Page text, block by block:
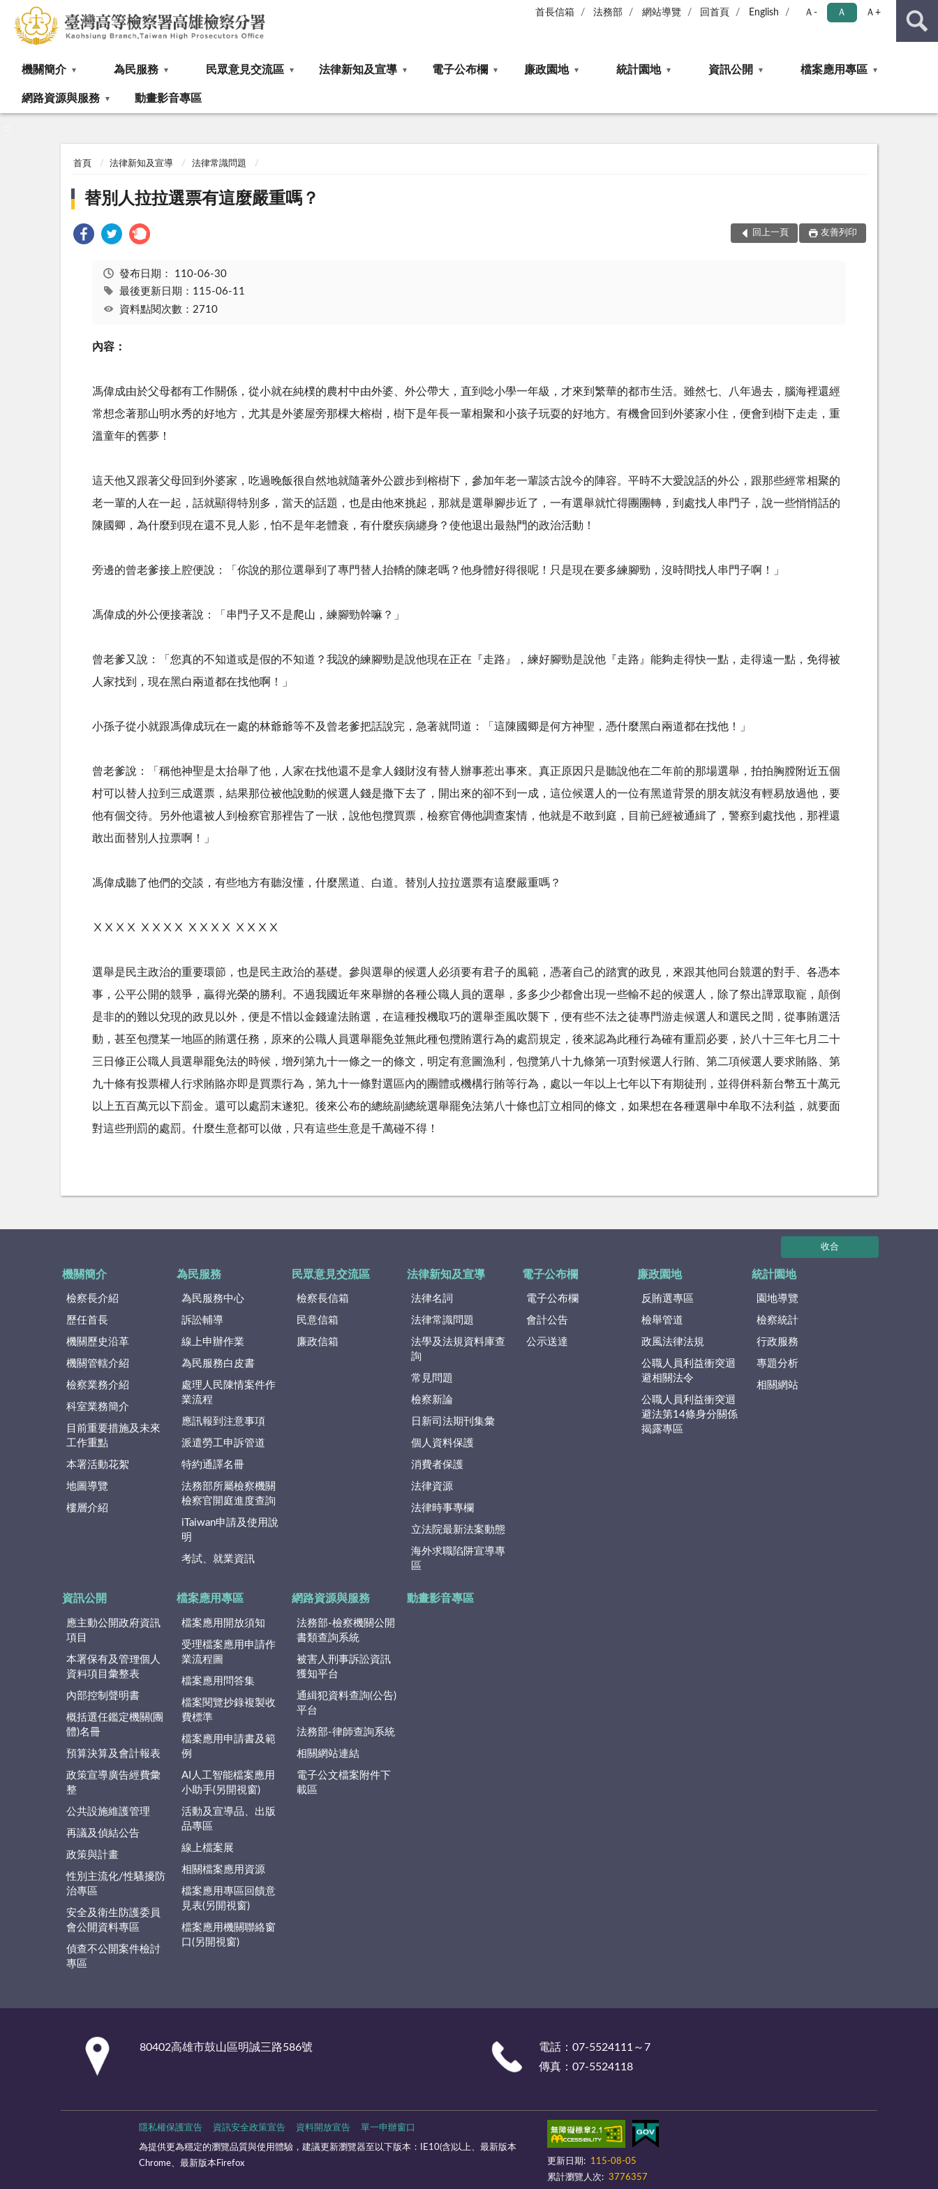
首長信箱 法務部 網站導覽 回首頁 English Ａ- Ａ Ａ+
機關簡介 為民服務 民眾意見交流區 法律新知及宣導 電子公布欄 廉政園地 統計園地 資訊公開 檔案應用專區
網路資源與服務 動畫影音專區
首頁 法律新知及宣導 法律常識問題
替別人拉拉選票有這麼嚴重嗎？
回上一頁 友善列印
發布日期： 110-06-30
最後更新日期：115-06-11
資料點閱次數：2710
內容：
馮偉成由於父母都有工作關係，從小就在純樸的農村中由外婆、外公帶大，直到唸小學一年級，才來到繁華的都市生活。雖然七、八年過去，腦海裡還經
常想念著那山明水秀的好地方，尤其是外婆屋旁那棵大榕樹，樹下是年長一輩相聚和小孩子玩耍的好地方。有機會回到外婆家小住，便會到樹下走走，重
溫童年的舊夢！
這天他又跟著父母回到外婆家，吃過晚飯很自然地就隨著外公踱步到榕樹下，參加年老一輩談古說今的陣容。平時不大愛說話的外公，跟那些經常相聚的
老一輩的人在一起，話就顯得特別多，當天的話題，也是由他來挑起，那就是選舉腳步近了，一有選舉就忙得團團轉，到處找人串門子，說一些悄悄話的
陳國卿，為什麼到現在還不見人影，怕不是年老體衰，有什麼疾病纏身？使他退出最熱門的政治活動！
旁邊的曾老爹接上腔便說：「你說的那位選舉到了專門替人抬轎的陳老嗎？他身體好得很呢！只是現在要多練腳勁，沒時間找人串門子啊！」
馮偉成的外公便接著說：「串門子又不是爬山，練腳勁幹嘛？」
曾老爹又說：「您真的不知道或是假的不知道？我說的練腳勁是說他現在正在『走路』，練好腳勁是說他『走路』能夠走得快一點，走得遠一點，免得被
人家找到，現在黑白兩道都在找他啊！」
小孫子從小就跟馮偉成玩在一處的林爺爺等不及曾老爹把話說完，急著就問道：「這陳國卿是何方神聖，憑什麼黑白兩道都在找他！」
曾老爹說：「稱他神聖是太抬舉了他，人家在找他還不是拿人錢財沒有替人辦事惹出事來。真正原因只是聽說他在二年前的那場選舉，拍拍胸膛附近五個
村可以替人拉到三成選票，結果那位被他說動的候選人錢是撒下去了，開出來的卻不到一成，這位候選人的一位有黑道背景的朋友就沒有輕易放過他，要
他有個交待。另外他還被人到檢察官那裡告了一狀，說他包攬買票，檢察官傳他調查案情，他就是不敢到庭，目前已經被通緝了，警察到處找他，那裡還
敢出面替別人拉票啊！」
馮偉成聽了他們的交談，有些地方有聽沒懂，什麼黑道、白道。替別人拉拉選票有這麼嚴重嗎？
ⅩⅩⅩⅩ ⅩⅩⅩⅩ ⅩⅩⅩⅩ ⅩⅩⅩⅩ
選舉是民主政治的重要環節，也是民主政治的基礎。參與選舉的候選人必須要有君子的風範，憑著自己的踏實的政見，來跟其他同台競選的對手、各憑本
事，公平公開的競爭，贏得光榮的勝利。不過我國近年來舉辦的各種公職人員的選舉，多多少少都會出現一些輸不起的候選人，除了祭出譁眾取寵，顛倒
是非的的難以兌現的政見以外，便是不惜以金錢違法賄選，在這種投機取巧的選舉歪風吹襲下，便有些不法之徒專門游走候選人和選民之間，從事賄選活
動，甚至包攬某一地區的賄選任務，原來的公職人員選舉罷免並無此種包攬賄選行為的處罰規定，後來認為此種行為確有重罰必要，於八十三年七月二十
三日修正公職人員選舉罷免法的時候，增列第九十一條之一的條文，明定有意圖漁利，包攬第八十九條第一項對候選人行賄、第二項候選人要求賄賂、第
九十條有投票權人行求賄賂亦即是買票行為，第九十一條對選區內的團體或機構行賄等行為，處以一年以上七年以下有期徒刑，並得併科新台幣五十萬元
以上五百萬元以下罰金。還可以處罰末遂犯。後來公布的總統副總統選舉罷免法第八十條也訂立相同的條文，如果想在各種選舉中牟取不法利益，就要面
對這些刑罰的處罰。什麼生意都可以做，只有這些生意是千萬碰不得！
收合
機關簡介
檢察長介紹
歷任首長
機關歷史沿革
機關管轄介紹
檢察業務介紹
科室業務簡介
目前重要措施及未來
工作重點
本署活動花絮
地圖導覽
樓層介紹
為民服務
為民服務中心
訴訟輔導
線上申辦作業
為民服務白皮書
處理人民陳情案件作
業流程
應訊報到注意事項
派遣勞工申訴管道
特約通譯名冊
法務部所屬檢察機關
檢察官開庭進度查詢
iTaiwan申請及使用說
明
考試、就業資訊
民眾意見交流區
檢察長信箱
民意信箱
廉政信箱
法律新知及宣導
法律名詞
法律常識問題
法學及法規資料庫查
詢
常見問題
檢察新論
日新司法期刊集彙
個人資料保護
消費者保護
法律資源
法律時事專欄
立法院最新法案動態
海外求職陷阱宣導專
區
電子公布欄
電子公布欄
會計公告
公示送達
廉政園地
反賄選專區
檢舉管道
政風法律法規
公職人員利益衝突迴
避相關法令
公職人員利益衝突迴
避法第14條身分關係
揭露專區
統計園地
園地導覽
檢察統計
行政服務
專題分析
相關網站
資訊公開
應主動公開政府資訊
項目
本署保有及管理個人
資料項目彙整表
內部控制聲明書
概括選任鑑定機關(團
體)名冊
預算決算及會計報表
政策宣導廣告經費彙
整
公共設施維護管理
再議及偵結公告
政策與計畫
性別主流化/性騷擾防
治專區
安全及衛生防護委員
會公開資料專區
偵查不公開案件檢討
專區
檔案應用專區
檔案應用開放須知
受理檔案應用申請作
業流程圖
檔案應用問答集
檔案閱覽抄錄複製收
費標準
檔案應用申請書及範
例
AI人工智能檔案應用
小助手(另開視窗)
活動及宣導品、出版
品專區
線上檔案展
相關檔案應用資源
檔案應用專區回饋意
見表(另開視窗)
檔案應用機關聯絡窗
口(另開視窗)
網路資源與服務
法務部-檢察機關公開
書類查詢系統
被害人刑事訴訟資訊
獲知平台
通緝犯資料查詢(公告)
平台
法務部-律師查詢系統
相關網站連結
電子公文檔案附件下
載區
動畫影音專區
80402高雄市鼓山區明誠三路586號
電話：07-5524111～7
傳真：07-5524118
隱私權保護宣告 資訊安全政策宣告 資料開放宣告 單一申辦窗口
為提供更為穩定的瀏覽品質與使用體驗，建議更新瀏覽器至以下版本：IE10(含)以上、最新版本
Chrome、最新版本Firefox
更新日期:
115-08-05
累計瀏覽人次: 3776357